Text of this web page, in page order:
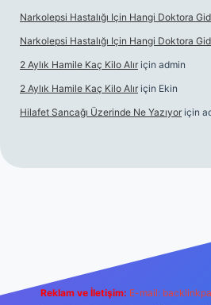
Narkolepsi Hastalığı Için Hangi Doktora
Narkolepsi Hastalığı Için Hangi Doktora
2 Aylık Hamile Kaç Kilo Alır için admin
2 Aylık Hamile Kaç Kilo Alır için Ekin
Hilafet Sancağı Üzerinde Ne Yazıyor için
Reklam ve İletişim: E-mail: